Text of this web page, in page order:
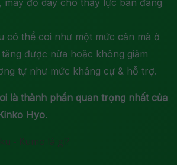
có thể coi như một mức cản mà ở
được nữa hoặc không giảm
tự như mức kháng cự & hỗ trợ.
là thành phần quan trọng nhất của
Hyo.